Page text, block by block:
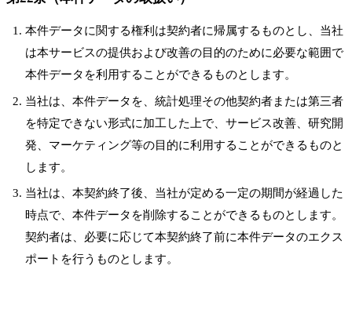
本件データに関する権利は契約者に帰属するものとし、当社
は本サービスの提供および改善の目的のために必要な範囲で
本件データを利用することができるものとします。
当社は、本件データを、統計処理その他契約者または第三者
を特定できない形式に加工した上で、サービス改善、研究開
発、マーケティング等の目的に利用することができるものと
します。
当社は、本契約終了後、当社が定める一定の期間が経過した
時点で、本件データを削除することができるものとします。
契約者は、必要に応じて本契約終了前に本件データのエクス
ポートを行うものとします。